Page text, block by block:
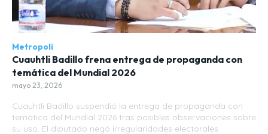
Metropoli
Cuauhtli Badillo frena entrega de propaganda con
temática del Mundial 2026
mayo 23, 2026
Cuauhtli Badillo suspendió la entrega de propaganda con
temática del Mundial 2026 tras posibles observaciones sobre
su uso. El diputado negó irregularidades electorales.